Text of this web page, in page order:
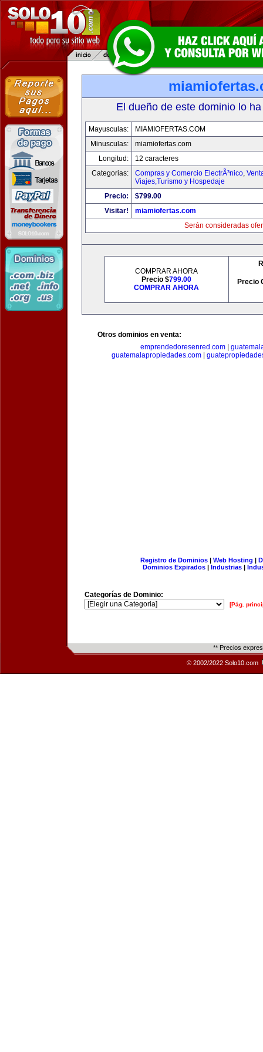
El dueño de este dominio lo
Mayusculas:
MIAMIOFERTAS.COM
Minusculas:
miamiofertas.com
Longitud:
12 caracteres
Categorias:
Compras y Comercio ElectrÃ³nico,
Viajes,Turismo y Hospedaje
Precio:
$799.00
Visitar!
miamiofertas.com
Serán consideradas
COMPRAR AHORA
Precio $799.00
COMPRAR AHORA
Precio
Otros dominios en venta:
emprendedoresenred.com|
guatemalapropiedades.com|
Registro de Dominios| Web Hosting |
Dominios Expirados | Industrias |
Categorías de Dominio:
[Pág.
** Precios
© 2002/2022 Solo10.com